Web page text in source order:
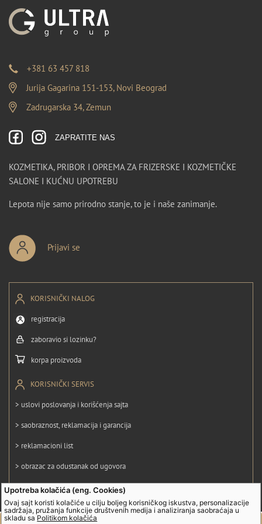
Upotreba kolačića (eng. Cookies)
Ovaj sajt koristi kolačiće u cilju boljeg korisničkog iskustva, personalizacije
sadržaja, pružanja funkcije društvenih medija i analiziranja saobraćaja u
skladu saPolitikom kolačića
+381 63 457 818
Jurija Gagarina 151-153, Novi Beograd
Zadrugarska 34, Zemun
ZAPRATITE NAS
KOZMETIKA, PRIBOR I OPREMA ZA FRIZERSKE I KOZMETIČKE
SALONE I KUĆNU UPOTREBU
Lepota nije samo prirodno stanje, to je i naše zanimanje.
Prijavi se
KORISNIČKI NALOG
registracija
zaboravio si lozinku?
korpa proizvoda
KORISNIČKI SERVIS
> uslovi poslovanja i korišćenja sajta
> saobraznost, reklamacija i garancija
> reklamacioni list
> obrazac za odustanak od ugovora
> politika privatnosti
> politika kolačića